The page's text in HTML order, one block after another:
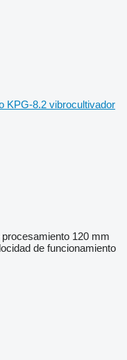
KPG-8.2 vibrocultivador
120 mm
de funcionamiento